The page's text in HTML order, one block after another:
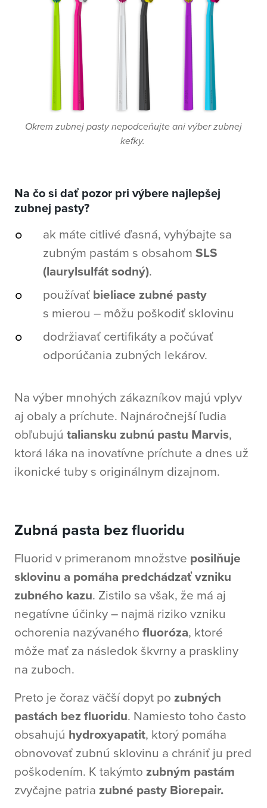
Okrem zubnej pasty nepodceňujte ani výber zubnej
kefky.
Na čo si dať pozor pri výbere najlepšej
zubnej pasty?
ak máte citlivé ďasná, vyhýbajte sa
zubným pastám s obsahom SLS
(laurylsulfát sodný).
používať bieliace zubné pasty
s mierou – môžu poškodiť sklovinu
dodržiavať certifikáty a počúvať
odporúčania zubných lekárov.
Na výber mnohých zákazníkov majú vplyv
aj obaly a príchute. Najnáročnejší ľudia
obľubujú taliansku zubnú pastu Marvis,
ktorá láka na inovatívne príchute a dnes už
ikonické tuby s originálnym dizajnom.
Zubná pasta bez fluoridu
Fluorid v primeranom množstve posilňuje
sklovinua pomáha predchádzať vzniku
zubného kazu. Zistilo sa však, že má aj
negatívne účinky – najmä riziko vzniku
ochorenia nazývaného fluoróza, ktoré
môže mať za následok škvrny a praskliny
na zuboch.
Preto je čoraz väčší dopyt po zubných
pastách bez fluoridu. Namiesto toho často
obsahujú hydroxyapatit, ktorý pomáha
obnovovať zubnú sklovinu a chrániť ju pred
poškodením. K takýmto zubným pastám
zvyčajne patria zubné pasty Biorepair.